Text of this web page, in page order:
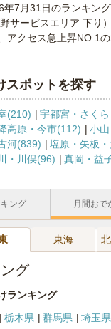
7月31日のランキン
サービスエリア 下り
アクセス急上昇NO.1
スポットを探す
(210)
宇都宮・さく
高原・今市(112)
小
河(839)
塩原・矢板
・川俣(96)
真岡・益
ング 月間おで
東海
グ
ランキング
栃木県 群馬県 埼玉県